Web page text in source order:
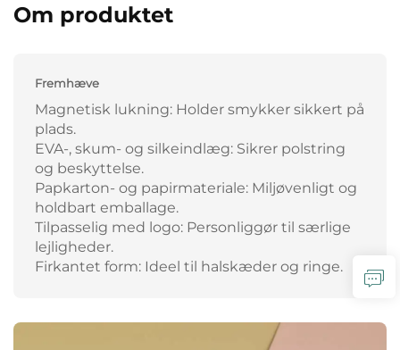
Om produktet
Fremhæve
Magnetisk lukning: Holder smykker sikkert på
plads.
EVA-, skum- og silkeindlæg: Sikrer polstring
og beskyttelse.
Papkarton- og papirmateriale: Miljøvenligt og
holdbart emballage.
Tilpasselig med logo: Personliggør til særlige
lejligheder.
Firkantet form: Ideel til halskæder og ringe.